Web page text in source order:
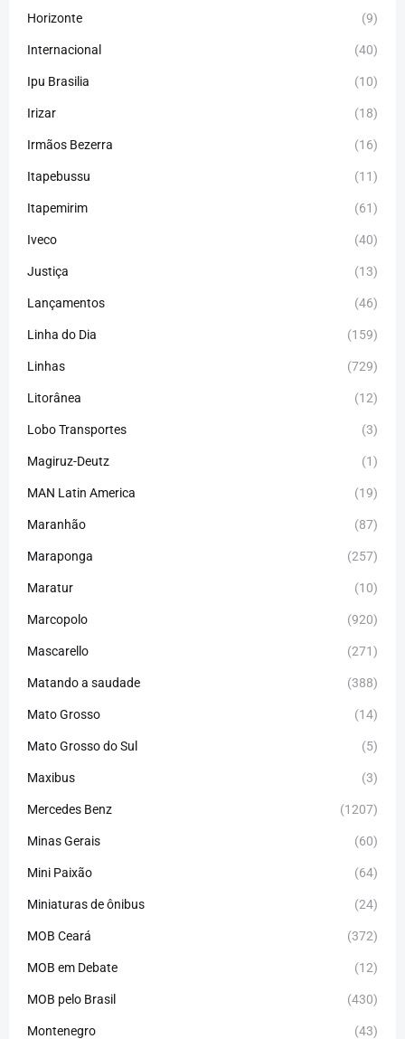
Horizonte (9)
Internacional (40)
Ipu Brasilia (10)
Irizar (18)
Irmãos Bezerra (16)
Itapebussu (11)
Itapemirim (61)
Iveco (40)
Justiça (13)
Lançamentos (46)
Linha do Dia (159)
Linhas (729)
Litorânea (12)
Lobo Transportes (3)
Magiruz-Deutz (1)
MAN Latin America (19)
Maranhão (87)
Maraponga (257)
Maratur (10)
Marcopolo (920)
Mascarello (271)
Matando a saudade (388)
Mato Grosso (14)
Mato Grosso do Sul (5)
Maxibus (3)
Mercedes Benz (1207)
Minas Gerais (60)
Mini Paixão (64)
Miniaturas de ônibus (24)
MOB Ceará (372)
MOB em Debate (12)
MOB pelo Brasil (430)
Montenegro (43)